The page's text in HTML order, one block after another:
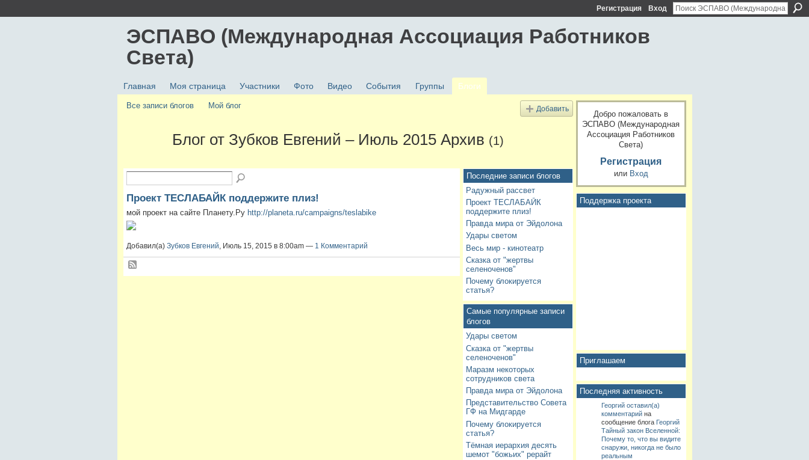
Регистрация Вход
ЭСПАВО (Международная Ассоциация Работников
Света)
Главная Моя страница Участники Фото Видео События Группы Блоги
Все записи блогов Мой блог Добавить
Блог от Зубков Евгений – Июль 2015 Архив (1)
Проект ТЕСЛАБАЙК поддержите плиз!
мой проект на сайте Планету.Ру http://planeta.ru/campaigns/teslabike
Добавил(а) Зубков Евгений, Июль 15, 2015 в 8:00am — 1 Комментарий
Последние записи блогов
Радужный рассвет
Проект ТЕСЛАБАЙК
поддержите плиз!
Правда мира от Эйдолона
Удары светом
Весь мир - кинотеатр
Сказка от "жертвы
селеноченов"
Почему блокируется
статья?
Самые популярные записи
блогов
Удары светом
Сказка от "жертвы
селеноченов"
Маразм некоторых
сотрудников света
Правда мира от Эйдолона
Представительство Совета
ГФ на Мидгарде
Почему блокируется
статья?
Тёмная иерархия десять
шемот "божьих" рерайт
Добро пожаловать в
ЭСПАВО (Международная
Ассоциация Работников
Света)
Регистрация
или Вход
Поддержка проекта
Приглашаем
Последняя активность
Георгий оставил(а)
комментарийна
сообщение блога Георгий
Тайный закон Вселенной:
Почему то, что вы видите
снаружи, никогда не было
реальным